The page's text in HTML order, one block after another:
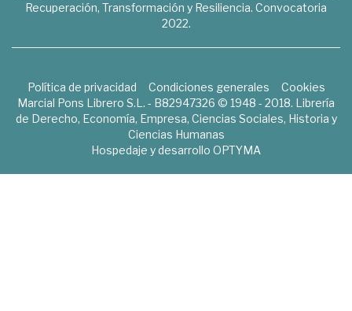
Recuperación, Transformación y Resiliencia. Convocatoria
2022.
Política de privacidad Condiciones generales
Cookies
Marcial Pons Librero S.L. - B82947326 © 1948 - 2018. Librería
de Derecho, Economía, Empresa, Ciencias Sociales, Historia y
Ciencias Humanas
Hospedaje y desarrollo OPTYMA